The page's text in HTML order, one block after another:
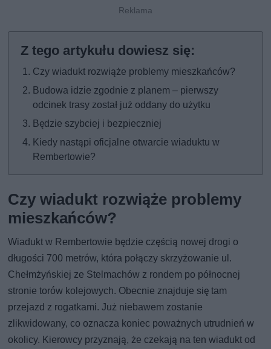
Czy wiadukt rozwiąże problemy mieszkańców?
Budowa idzie zgodnie z planem – pierwszy
odcinek trasy został już oddany do użytku
Będzie szybciej i bezpieczniej
Kiedy nastąpi oficjalne otwarcie wiaduktu w
Rembertowie?
Czy wiadukt rozwiąże problemy
mieszkańców?
Wiadukt w Rembertowie będzie częścią nowej drogi o
długości 700 metrów, która połączy skrzyżowanie ul.
Chełmżyńskiej ze Stelmachów z rondem po północnej
stronie torów kolejowych. Obecnie znajduje się tam
przejazd z rogatkami. Już niebawem zostanie
zlikwidowany, co oznacza koniec poważnych utrudnień w
okolicy. Kierowcy przyznają, że czekają na ten wiadukt od